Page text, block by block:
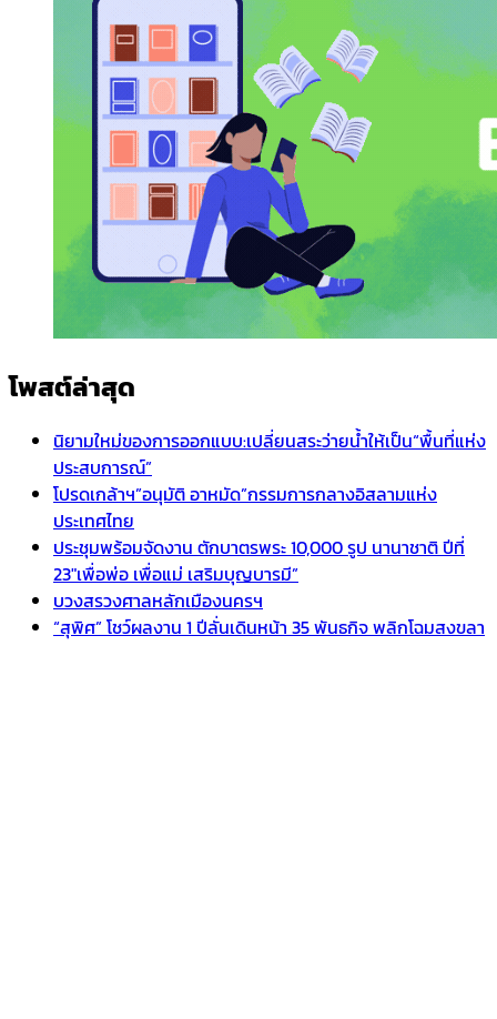
โพสต์ล่าสุด
นิยามใหม่ของการออกแบบ:เปลี่ยนสระว่ายน้ำให้เป็น“พื้นที่แห่ง
ประสบการณ์”
โปรดเกล้าฯ”อนุมัติ อาหมัด”กรรมการกลางอิสลามแห่ง
ประเทศไทย
ประชุมพร้อมจัดงาน ตักบาตรพระ 10,000 รูป นานาชาติ ปีที่
23″เพื่อพ่อ เพื่อแม่ เสริมบุญบารมี”
บวงสรวงศาลหลักเมืองนครฯ
“สุพิศ” โชว์ผลงาน 1 ปีลั่นเดินหน้า 35 พันธกิจ พลิกโฉมสงขลา